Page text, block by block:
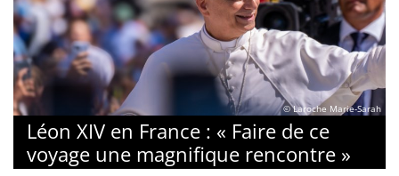
© Laroche Marie-Sarah
Léon XIV en France : « Faire de ce
voyage une magnifique rencontre »